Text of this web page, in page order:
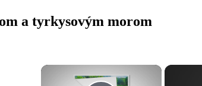
a tyrkysovým morom
×